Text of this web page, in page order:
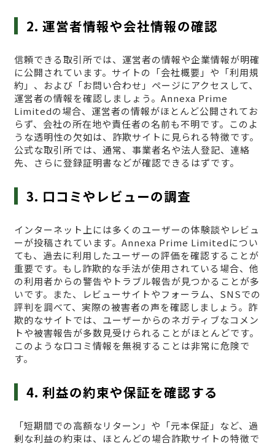
2. 運営者情報や会社情報の確認
信頼できる取引所では、運営者の情報や企業情報が明確
に公開されています。サイトの「会社概要」や「利用規
約」、および「お問い合わせ」ページにアクセスして、
運営者の情報を確認しましょう。Annexa Prime
Limitedの場合、運営者の情報がほとんど公開されてお
らず、会社の所在地や責任者の名前も不明です。このよ
うな透明性の欠如は、詐欺サイトに見られる特徴です。
公式な取引所では、通常、事業者名や法人登記、連絡
先、さらに登録証明書などが確認できるはずです。
3. 口コミやレビューの調査
インターネット上には多くのユーザーの体験談やレビュ
ーが投稿されています。Annexa Prime Limitedについ
ても、過去に利用したユーザーの評価を確認することが
重要です。もし詐欺的な手法が使用されている場合、他
の利用者からの警告やトラブル報告が見つかることが多
いです。また、レビューサイトやフォーラム、SNSでの
評判を調べて、実際の被害者の声を確認しましょう。詐
欺的なサイトでは、ユーザーからのネガティブなコメン
トや被害報告が多数見受けられることがほとんどです。
このような口コミ情報を無視することは非常に危険で
す。
4. 利益の約束や保証を確認する
「短期間での高額なリターン」や「元本保証」など、過
剰な利益の約束は、ほとんどの場合詐欺サイトの特徴で